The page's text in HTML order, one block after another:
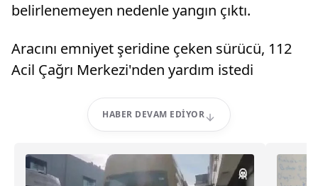
belirlenemeyen nedenle yangın çıktı.
Aracını emniyet şeridine çeken sürücü, 112
Acil Çağrı Merkezi'nden yardım istedi
HABER DEVAM EDIYOR